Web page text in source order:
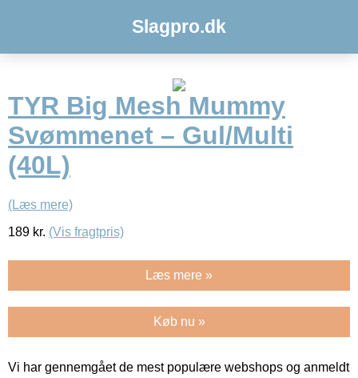
Slagpro.dk
TYR Big Mesh Mummy
Svømmenet – Gul/Multi
(40L)
(Læs mere)
189 kr. (Vis fragtpris)
Læs mere »
Køb nu »
Vi har gennemgået de mest populære webshops og anmeldt